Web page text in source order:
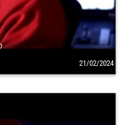
21/02/2024